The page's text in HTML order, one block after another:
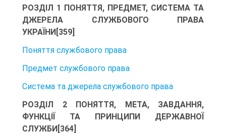
РОЗДІЛ 1 ПОНЯТТЯ, ПРЕДМЕТ, СИСТЕМА ТА
ДЖЕРЕЛА СЛУЖБОВОГО ПРАВА
УКРАЇНИ[359]
Поняття службового права
Предмет службового права
Система та джерела службового права
РОЗДІЛ 2 ПОНЯТТЯ, МЕТА, ЗАВДАННЯ,
ФУНКЦІЇ ТА ПРИНЦИПИ ДЕРЖАВНОЇ
СЛУЖБИ[364]